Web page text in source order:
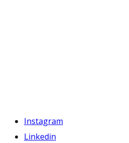
Instagram
Linkedin